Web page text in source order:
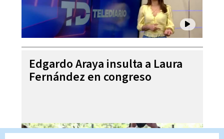
Edgardo Araya insulta a Laura
Fernández en congreso